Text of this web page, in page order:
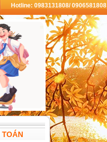
Hotline: 0983131808/ 0906581808